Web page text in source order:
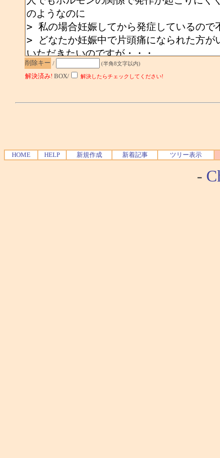
削除キー / (半角8文字以内)
解決済み! BOX/ 解決したらチェックしてください!
HOME HELP 新規作成 新着記事 ツリー表示
-